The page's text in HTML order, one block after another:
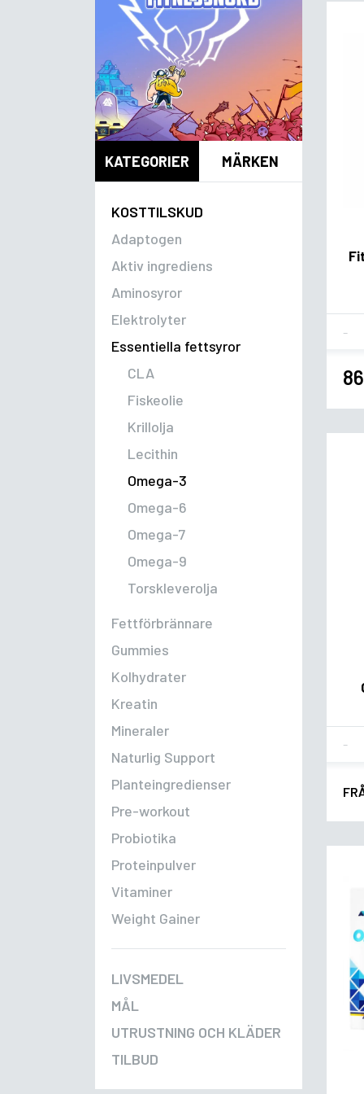
KATEGORIER MÄRKEN
KOSTTILSKUD
Adaptogen
Aktiv ingrediens
Aminosyror
Elektrolyter
Essentiella fettsyror
CLA
Fiskeolie
Krillolja
Lecithin
Omega-3
Omega-6
Omega-7
Omega-9
Torskleverolja
Fettförbrännare
Gummies
Kolhydrater
Kreatin
Mineraler
Naturlig Support
Planteingredienser
Pre-workout
Probiotika
Proteinpulver
Vitaminer
Weight Gainer
LIVSMEDEL
MÅL
UTRUSTNING OCH KLÄDER
TILBUD